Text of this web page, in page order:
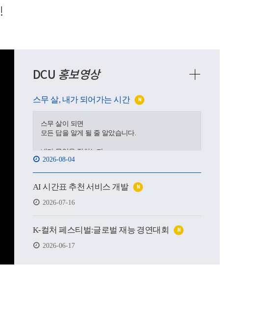
!
DCU 홍보영상
스무 살, 내가 되어가는 시간 N
스무 살이 되면
모든 답을 알게 될 줄 알았습니다.
내가 무엇을 잘하는지,
어디로 가야 하는지,
하지만 처음 마주한 강의실도,
처음 건넨 인사도,
그래도 괜찮습니다.
시작은 원래 조금 흔들리는 마음에서 태어나고,
2026-08-04
AI 시간표 추천 서비스 개발 N
2026-07-16
K-컬처 페스티벌:글로벌 재능 경연대회 N
2026-06-17